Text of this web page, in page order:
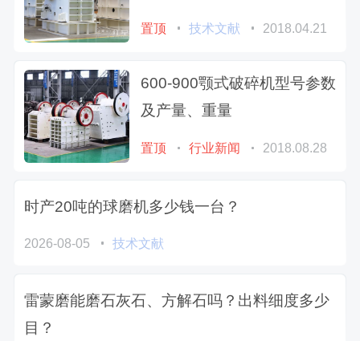
置顶 技术文献 2018.04.21
600-900颚式破碎机型号参数
及产量、重量
置顶 行业新闻 2018.08.28
时产20吨的球磨机多少钱一台？
2026-08-05 技术文献
雷蒙磨能磨石灰石、方解石吗？出料细度多少
目？